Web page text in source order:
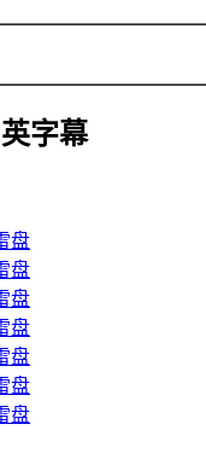
字幕
盘
盘
盘
盘
盘
盘
盘